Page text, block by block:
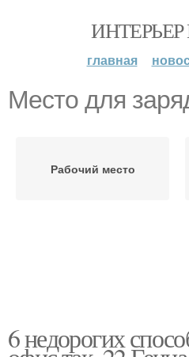
главная
Место для
Рабочий место
6 недорогих